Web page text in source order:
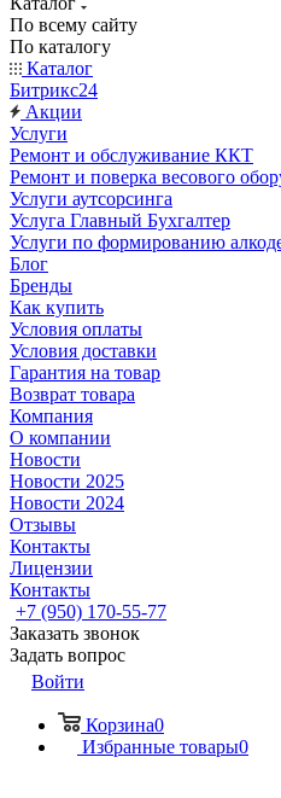
По всему сайту
По каталогу
Каталог
Битрикс24
Акции
Услуги
Ремонт и обслуживание ККТ
Ремонт и поверка весового
Услуги аутсорсинга
Услуга Главный Бухгалтер
Услуги по формированию
Блог
Бренды
Как купить
Условия оплаты
Условия доставки
Гарантия на товар
Возврат товара
Компания
О компании
Новости
Новости 2025
Новости 2024
Отзывы
Контакты
Лицензии
Контакты
+7 (950) 170-55-77
Заказать звонок
Задать вопрос
Войти
Корзина0
Избранные товары0